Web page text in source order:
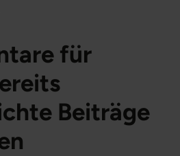
für
Beiträge